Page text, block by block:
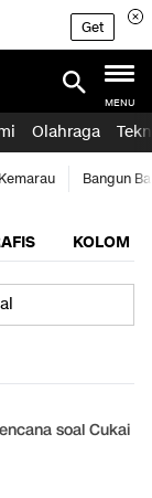
Get
MENU
Olahraga
Kemarau Bangun
KOLOM
soal Cukai